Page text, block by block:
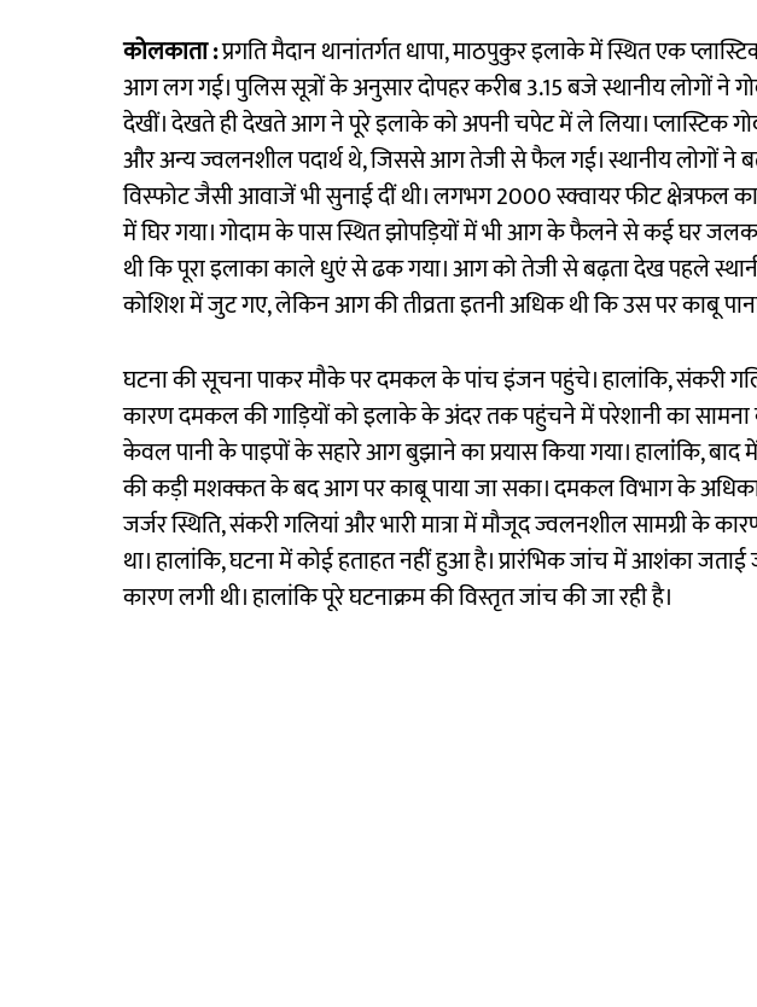
कोलकाता :प्रगति मैदान थानांतर्गत धापा, माठपुकुर इलाके में स्थित एक
आग लग गई। पुलिस सूत्रों के अनुसार दोपहर करीब 3.15 बजे स्थानीय लोगों ने
देखीं। देखते ही देखते आग ने पूरे इलाके को अपनी चपेट में ले लिया। प्लास्टिक
और अन्य ज्वलनशील पदार्थ थे, जिससे आग तेजी से फैल गई। स्थानीय लोगों ने
विस्फोट जैसी आवाजें भी सुनाई दीं थी। लगभग 2000 स्क्वायर फीट क्षेत्रफल
में घिर गया। गोदाम के पास स्थित झोपड़ियों में भी आग के फैलने से कई घर
थी कि पूरा इलाका काले धुएं से ढक गया। आग को तेजी से बढ़ता देख पहले
कोशिश में जुट गए, लेकिन आग की तीव्रता इतनी अधिक थी कि उस पर काबू
घटना की सूचना पाकर मौके पर दमकल के पांच इंजन पहुंचे। हालांकि, संकरी
कारण दमकल की गाड़ियों को इलाके के अंदर तक पहुंचने में परेशानी का
केवल पानी के पाइपों के सहारे आग बुझाने का प्रयास किया गया। हालांंकि,
की कड़ी मशक्कत के बद आग पर काबू पाया जा सका। दमकल विभाग के
जर्जर स्थिति, संकरी गलियां और भारी मात्रा में मौजूद ज्वलनशील सामग्री के
था। हालांकि, घटना में कोई हताहत नहीं हुआ है। प्रारंभिक जांच में आशंका जताई
कारण लगी थी। हालांकि पूरे घटनाक्रम की विस्तृत जांच की जा रही है।